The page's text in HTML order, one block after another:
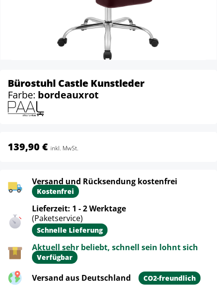
Bürostuhl Castle Kunstleder
Farbe: bordeauxrot
139,90 € inkl. MwSt.
Versand und Rücksendung kostenfrei
Kostenfrei
Lieferzeit: 1 - 2 Werktage
(Paketservice)
Schnelle Lieferung
Aktuell sehr beliebt, schnell sein lohnt sich
Verfügbar
Versand aus Deutschland CO2-freundlich